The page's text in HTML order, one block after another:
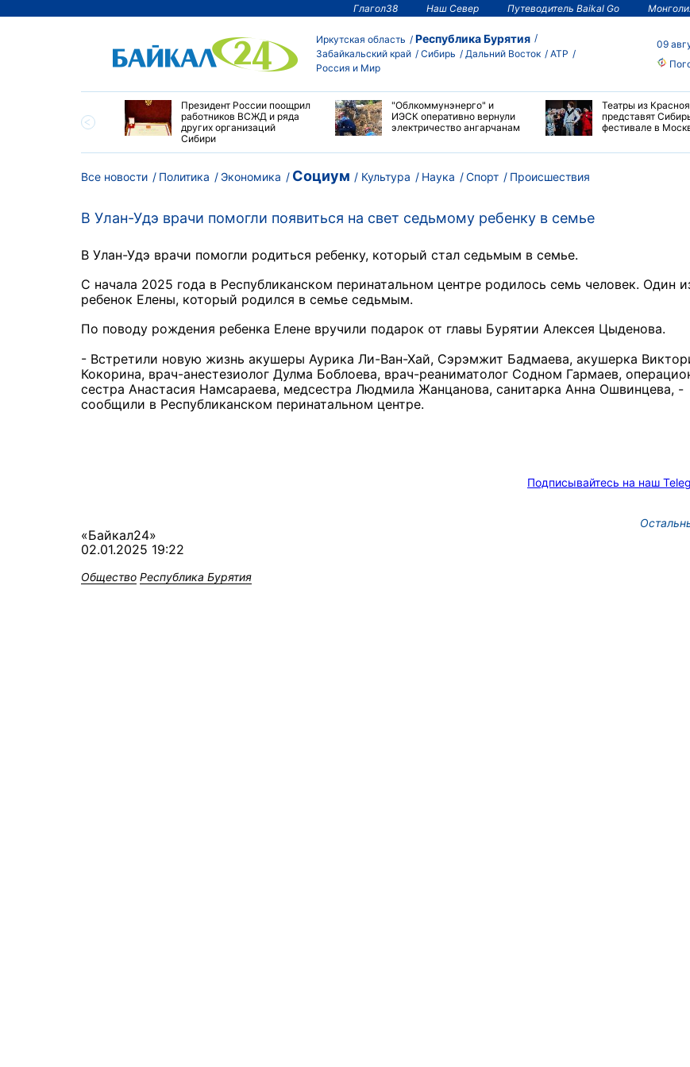
Глагол38 Наш Север Путеводитель Baikal Go
Иркутская область Республика Бурятия
Забайкальский край Сибирь Дальний Восток
АТР
Россия и Мир
09
Президент России поощрил
работников ВСЖД и ряда
других организаций
Сибири
"Облкоммунэнерго" и
ИЭСК оперативно вернули
электричество ангарчанам
Театры из
представят
фестивале в
Все новости Политика Экономика Социум Культура Наука Спорт Происшествия
В Улан-Удэ врачи помогли появиться на свет седьмому ребенку в семье
В Улан-Удэ врачи помогли родиться ребенку, который стал седьмым в семье.
С начала 2025 года в Республиканском перинатальном центре родилось семь человек. Один
ребенок Елены, который родился в семье седьмым.
По поводу рождения ребенка Елене вручили подарок от главы Бурятии Алексея Цыденова.
- Встретили новую жизнь акушеры Аурика Ли-Ван-Хай, Сэрэмжит Бадмаева, акушерка
Кокорина, врач-анестезиолог Дулма Боблоева, врач-реаниматолог Содном Гармаев,
сестра Анастасия Намсараева, медсестра Людмила Жанцанова, санитарка Анна Ошвинцева, -
сообщили в Республиканском перинатальном центре.
Подписывайтесь на наш
«Байкал24»
02.01.2025 19:22
Общество Республика Бурятия